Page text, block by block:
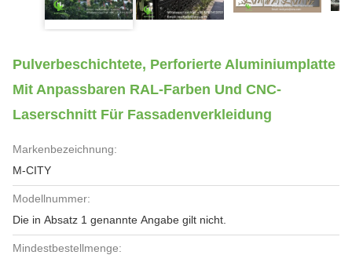
Pulverbeschichtete, Perforierte Aluminiumplatte
Mit Anpassbaren RAL-Farben Und CNC-
Laserschnitt Für Fassadenverkleidung
Markenbezeichnung:
M-CITY
Modellnummer:
Die in Absatz 1 genannte Angabe gilt nicht.
Mindestbestellmenge: